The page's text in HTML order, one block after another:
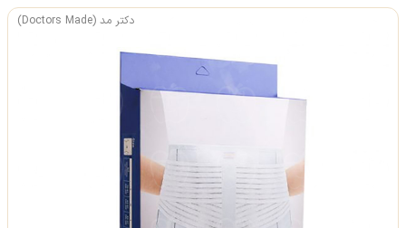
دکتر مد (Doctors Made)